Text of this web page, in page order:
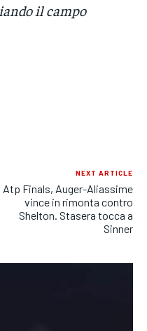
il campo
NEXT ARTICLE
Atp Finals, Auger-Aliassime
vince in rimonta contro
Shelton. Stasera tocca a
Sinner